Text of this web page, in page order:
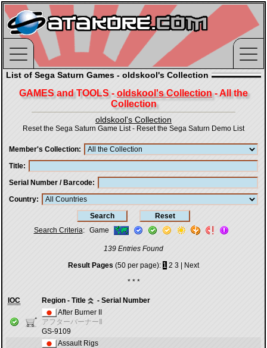
List of Sega Saturn Games - oldskool's Collection
GAMES and TOOLS - oldskool's Collection- All the
Collection
oldskool's Collection
Reset the Sega Saturn Game List- Reset the Sega Saturn Demo List
Member's Collection
Title
Serial Number / Barcode
Country
Search Criteria: Game
139 Entries Found
Result Pages (50 per page): 1 2 3
Next
* * *
IOC Region - Title
- Serial Number
After Burner II
アフターバーナーⅡ
GS-9109
Assault Rigs